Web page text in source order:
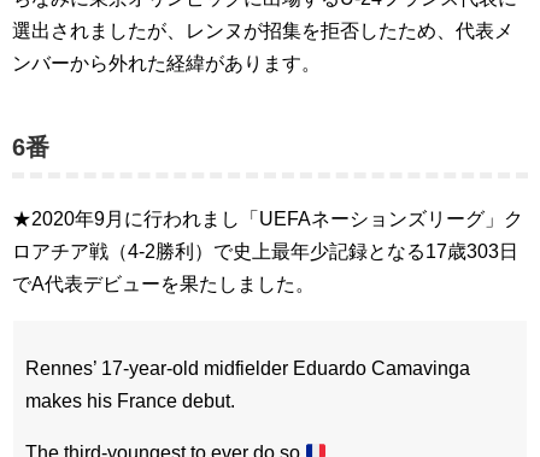
選出されましたが、レンヌが招集を拒否したため、代表メ
ンバーから外れた経緯があります。
6番
★2020年9月に行われまし「UEFAネーションズリーグ」ク
ロアチア戦（4-2勝利）で史上最年少記録となる17歳303日
でA代表デビューを果たしました。
Rennes’ 17-year-old midfielder Eduardo Camavinga
makes his France debut.
The third-youngest to ever do so